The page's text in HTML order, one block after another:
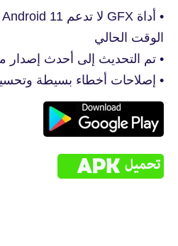
الوقت الحالي
• تم التحديث إلى أحدث إصدار
• إصلاحات أخطاء بسيطة